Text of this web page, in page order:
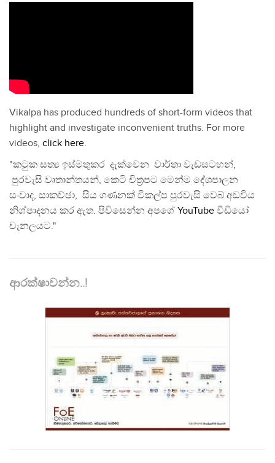
Vikalpa has produced hundreds of short-form videos that
highlight and investigate inconvenient truths. For more
videos, click here.
"කටුක සත්‍ය ඉස්මතුකර දැක්වෙන වාර්තා වැඩසටහන්,
පුරවැසි වෘතාන්තයන්, කෙටි චිත්‍රපට මෙන්ම දේශපාලන
සංවාද, සාකච්ඡා, සිය ගණනක් විකල්ප පුරවැසි වෙබ් අඩවිය
නිශ්පාදනය කර ඇත. පිවිසෙන්න අපගේ YouTube වීඩියෝ
චැනලයට."
ආරක්ෂාවන්න..!